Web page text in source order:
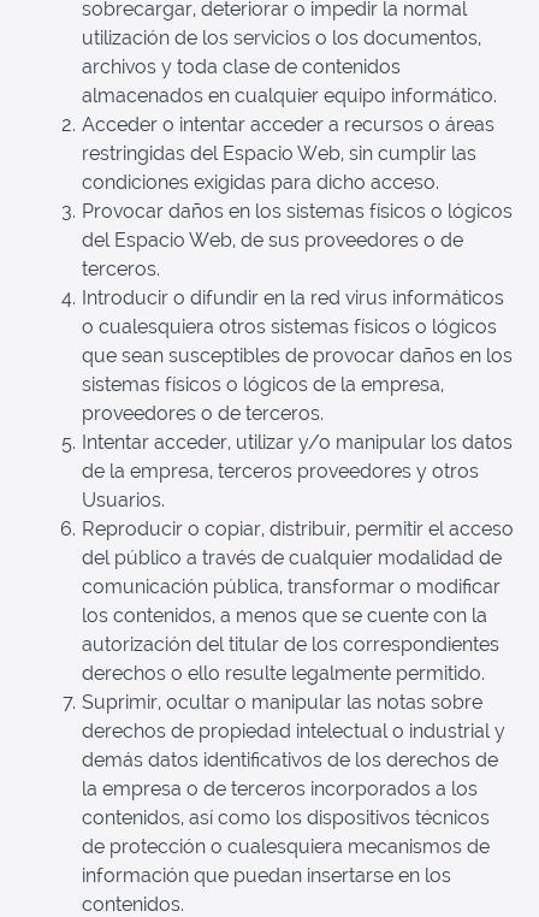
sobrecargar, deteriorar o impedir la normal
utilización de los servicios o los documentos,
archivos y toda clase de contenidos
almacenados en cualquier equipo informático.
Acceder o intentar acceder a recursos o áreas
restringidas del Espacio Web, sin cumplir las
condiciones exigidas para dicho acceso.
Provocar daños en los sistemas físicos o lógicos
del Espacio Web, de sus proveedores o de
terceros.
Introducir o difundir en la red virus informáticos
o cualesquiera otros sistemas físicos o lógicos
que sean susceptibles de provocar daños en los
sistemas físicos o lógicos de la empresa,
proveedores o de terceros.
Intentar acceder, utilizar y/o manipular los datos
de la empresa, terceros proveedores y otros
Usuarios.
Reproducir o copiar, distribuir, permitir el acceso
del público a través de cualquier modalidad de
comunicación pública, transformar o modificar
los contenidos, a menos que se cuente con la
autorización del titular de los correspondientes
derechos o ello resulte legalmente permitido.
Suprimir, ocultar o manipular las notas sobre
derechos de propiedad intelectual o industrial y
demás datos identificativos de los derechos de
la empresa o de terceros incorporados a los
contenidos, así como los dispositivos técnicos
de protección o cualesquiera mecanismos de
información que puedan insertarse en los
contenidos.